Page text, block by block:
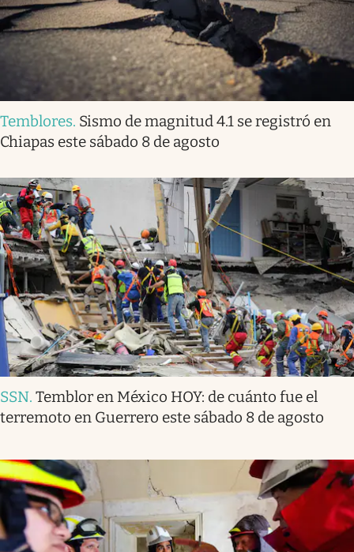
Temblores. Sismo de magnitud 4.1 se registró en
Chiapas este sábado 8 de agosto
SSN. Temblor en México HOY: de cuánto fue el
terremoto en Guerrero este sábado 8 de agosto